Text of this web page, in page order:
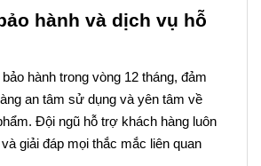
hành và dịch vụ hỗ
hành trong vòng 12 tháng, đảm
an tâm sử dụng và yên tâm về
Đội ngũ hỗ trợ khách hàng luôn
giải đáp mọi thắc mắc liên quan